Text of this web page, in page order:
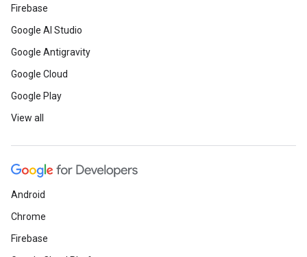
Firebase
Google AI Studio
Google Antigravity
Google Cloud
Google Play
View all
Android
Chrome
Firebase